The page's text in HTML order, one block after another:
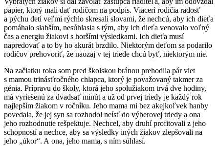
papier, ktorý mali dať rodičom na podpis. Viacerí rodičia radosť
a pýchu detí veľmi rýchlo skresali slovami, že nechcú, aby ich dieťa
pomáhalo slabším, nesúhlasia s tým, aby ich dieťa venovalo voľný
čas a energiu žiakovi s horšími výsledkami. Ich dieťa musí
napredovať a to by ho akurát brzdilo. Niektorým deťom sa podarilo
rodičov prehovoriť, že naozaj v tej triede chcú byť, niektorým nie.
Na začiatku roka som pred školskou bránou prehodila pár viet
s mamou trinásťročného chlapca, ktorý je považovaný takmer za
génia. Prípravu do školy, ktorá jeho spolužiakom trvá dve hodiny,
má vyriešenú za dvadsať minút a už od prvej triedy je každý rok
najlepším žiakom v ročníku. Jeho mama mi bez akejkoľvek hanby
povedala, že jej syn sa rozhodol neísť do výberovej triedy a ona
jeho rozhodnutie rešpektuje. Nechcel, aby druhí profitovali z jeho
schopností a nechce, aby sa výsledky iných žiakov zlepšovali na
jeho „úkor“. A ona, jeho mama, s ním súhlasí.